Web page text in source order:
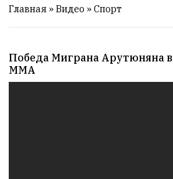
Главная » Видео » Спорт
Победа Миграна Арутюняна в
ММА